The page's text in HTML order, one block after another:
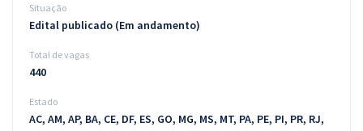
Situação
Edital publicado (Em andamento)
Total de vagas
440
Estado
AC, AM, AP, BA, CE, DF, ES, GO, MG, MS, MT, PA, PE, PI, PR, RJ,